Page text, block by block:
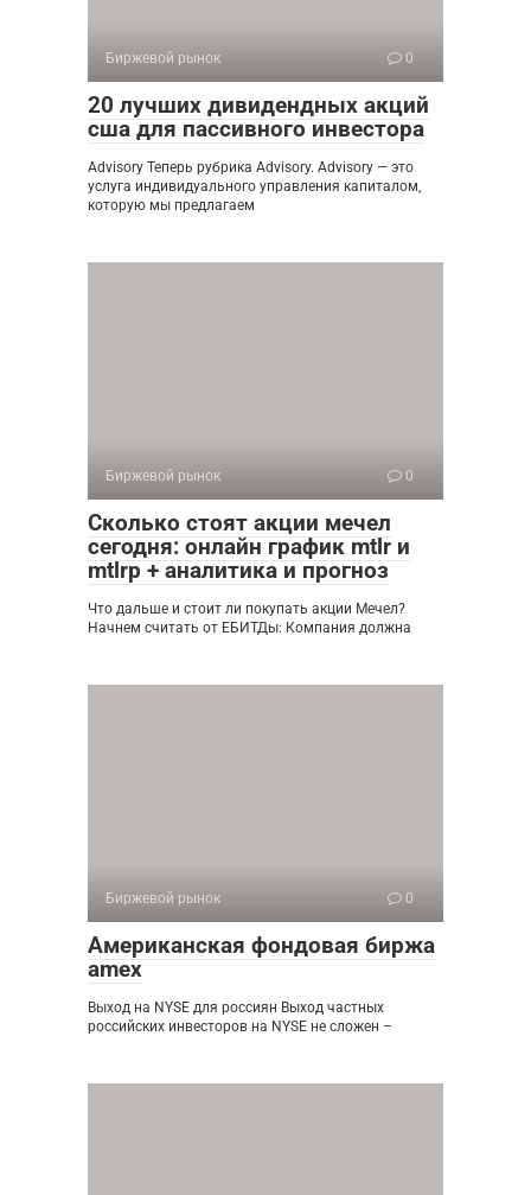
Биржевой рынок 0
20 лучших дивидендных акций
сша для пассивного инвестора
Advisory Теперь рубрика Advisory. Advisory — это
услуга индивидуального управления капиталом,
которую мы предлагаем
Биржевой рынок 0
Сколько стоят акции мечел
сегодня: онлайн график mtlr и
mtlrp + аналитика и прогноз
Что дальше и стоит ли покупать акции Мечел?
Начнем считать от ЕБИТДы: Компания должна
Биржевой рынок 0
Американская фондовая биржа
amex
Выход на NYSE для россиян Выход частных
российских инвесторов на NYSE не сложен –